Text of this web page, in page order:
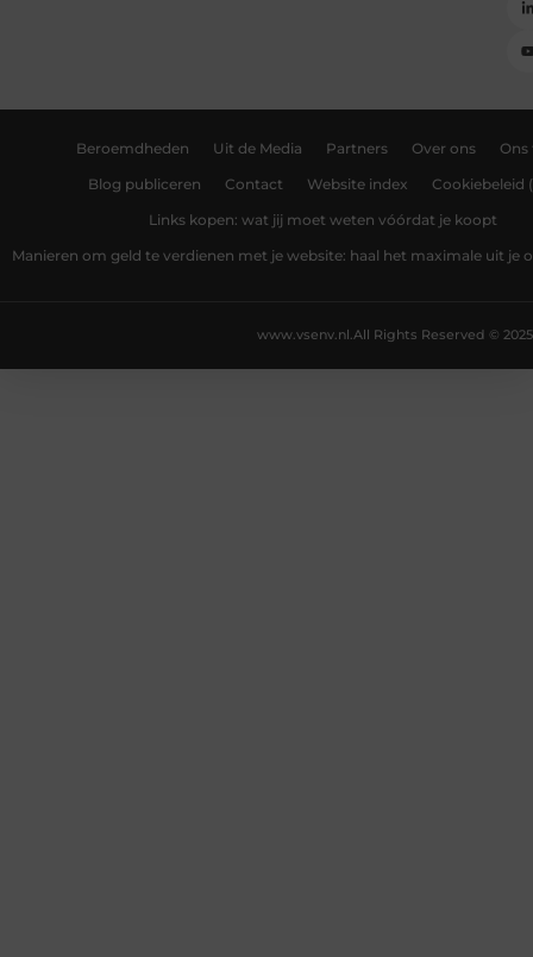
Beroemdheden Uit de Media Partners Over ons Ons
Blog publiceren Contact Website index Cookiebeleid
Links kopen: wat jij moet weten vóórdat je koopt
Manieren om geld te verdienen met je website: haal het maximale uit je
All Rights Reserved © 2025
www.vsenv.nl.